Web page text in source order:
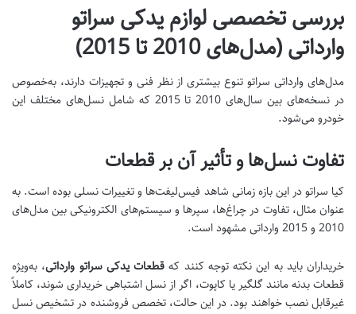
بررسی تخصصی لوازم یدکی سراتو
وارداتی (مدل‌های 2010 تا 2015)
مدل‌های وارداتی سراتو تنوع بیشتری از نظر فنی و تجهیزات دارند، به‌خصوص
در نسخه‌های بین سال‌های 2010 تا 2015 که شامل نسل‌های مختلف این
خودرو می‌شود.
تفاوت نسل‌ها و تأثیر آن بر قطعات
کیا سراتو در این بازه زمانی شاهد فیس‌لیفت‌ها و تغییرات نسلی بوده است. به
عنوان مثال، تفاوت در چراغ‌ها، سپرها و سیستم‌های الکترونیکی بین مدل‌های
2010 و 2015 وارداتی مشهود است.
خریداران باید به این نکته توجه کنند که قطعات یدکی سراتو وارداتی، به‌ویژه
قطعات بدنه مانند گلگیر یا کاپوت، اگر از نسل اشتباهی خریداری شوند، کاملاً
غیرقابل نصب خواهند بود. در این حالت، تخصص فروشنده در تشخیص نسل